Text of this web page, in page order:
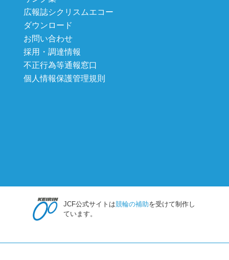
広報誌シクリスムエコー
ダウンロード
お問い合わせ
採用・調達情報
不正行為等通報窓口
個人情報保護管理規則
JCF公式サイトは競輪の補助を受けて制作し
ています。